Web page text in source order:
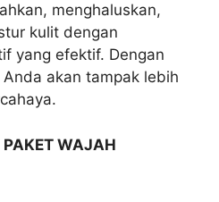
menghaluskan,
kulit dengan
yang efektif. Dengan
akan tampak lebih
WAJAH